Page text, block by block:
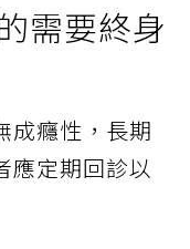
需要終身
成癮性，長期
應定期回診以